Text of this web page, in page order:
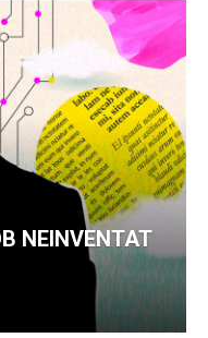
NEINVENTAT